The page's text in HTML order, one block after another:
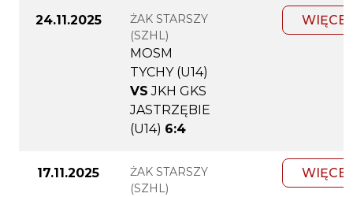
24.11.2025
ŻAK STARSZY
(SZHL)
MOSM
TYCHY (U14)
VS JKH GKS
JASTRZĘBIE
(U14) 6:4
WIĘCEJ
17.11.2025
ŻAK STARSZY
(SZHL)
WIĘCEJ